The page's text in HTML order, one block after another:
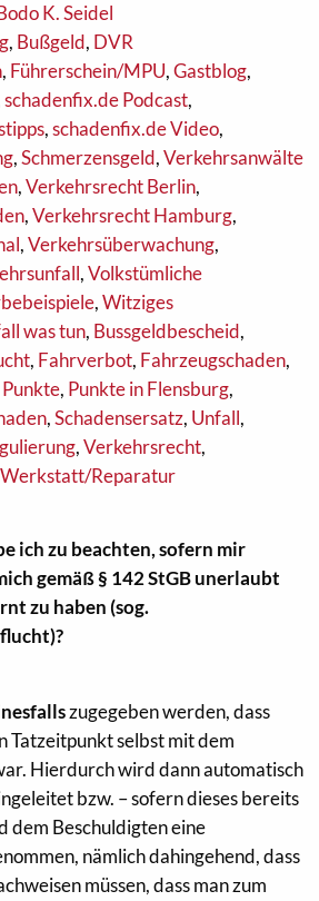
K. Seidel
, Bußgeld, DVR
, Führerschein/MPU,Gastblog,
schadenfix.de Podcast,
,schadenfix.de Video,
,Schmerzensgeld,Verkehrsanwälte
,Verkehrsrecht Berlin,
,Verkehrsrecht Hamburg,
,Verkehrsüberwachung,
,Volkstümliche
,Witziges
was tun, Bussgeldbescheid,
, Fahrverbot, Fahrzeugschaden,
Punkte, Punkte in Flensburg,
,Schadensersatz, Unfall,
,Verkehrsrecht,
Werkstatt/Reparatur
ich zu beachten, sofern mir
gemäß § 142 StGB unerlaubt
zu haben (sog.
zugegeben werden, dass
Tatzeitpunkt selbst mit dem
Hierdurch wird dann automatisch
bzw. – sofern dieses bereits
dem Beschuldigten eine
nämlich dahingehend, dass
müssen, dass man zum